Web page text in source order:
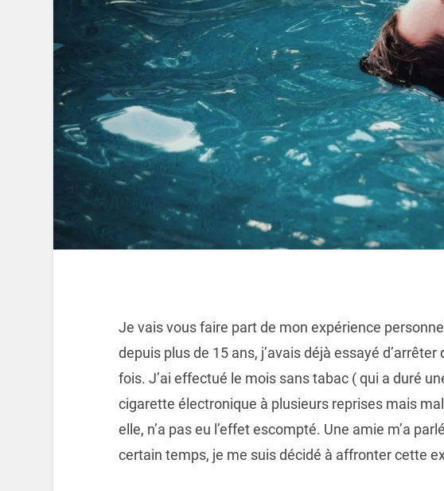
Je vais vous faire part de mon expérience
depuis plus de 15 ans, j’avais déjà essayé
fois. J’ai effectué le mois sans tabac ( qui a duré
cigarette électronique à plusieurs reprises mais
elle, n’a pas eu l’effet escompté. Une amie m’a
certain temps, je me suis décidé à affronter cette